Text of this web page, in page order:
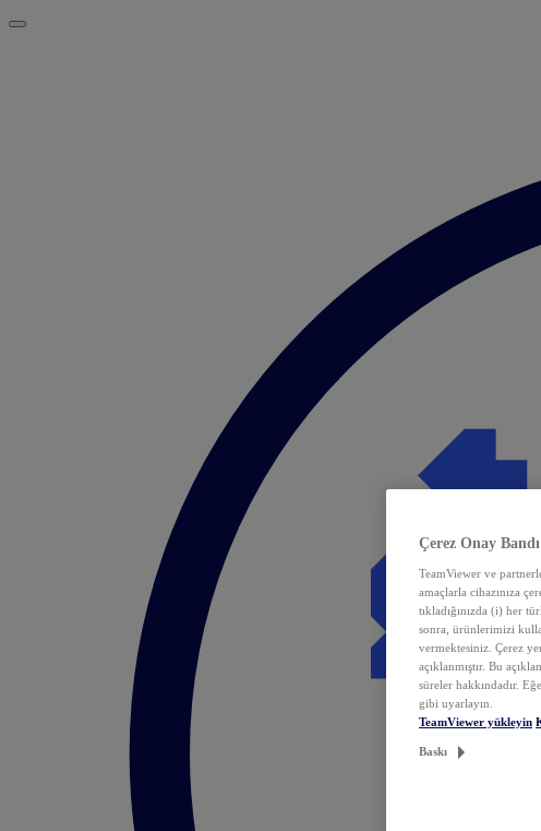
Çerez Onay Bandı
TeamViewer ve
amaçlarla cihazınıza
tıkladığınızda (i) her
sonra, ürünlerimizi
vermektesiniz. Çerez
açıklanmıştır. Bu
süreler hakkındadır.
gibi uyarlayın.
TeamViewer yükleyin
Baskı